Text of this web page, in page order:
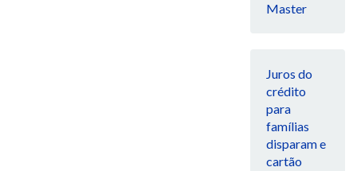
Master
Juros do
crédito
para
famílias
disparam e
cartão